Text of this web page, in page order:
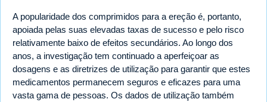
A popularidade dos comprimidos para a ereção é, portanto,
apoiada pelas suas elevadas taxas de sucesso e pelo risco
relativamente baixo de efeitos secundários. Ao longo dos
anos, a investigação tem continuado a aperfeiçoar as
dosagens e as diretrizes de utilização para garantir que estes
medicamentos permanecem seguros e eficazes para uma
vasta gama de pessoas. Os dados de utilização também